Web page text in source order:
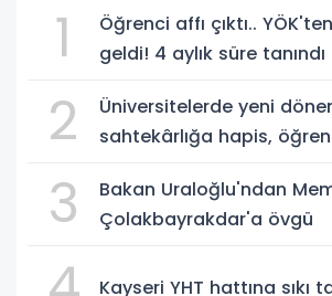
1
Öğrenci affı çıktı..
geldi! 4 aylık süre tanındı
2
Üniversitelerde yeni
sahtekârlığa hapis,
3
Bakan Uraloğlu'ndan
Çolakbayrakdar'a övgü
Kayseri YHT hattına sıkı